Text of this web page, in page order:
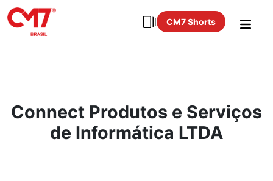
CM7 Shorts
Connect Produtos e Serviços
de Informática LTDA